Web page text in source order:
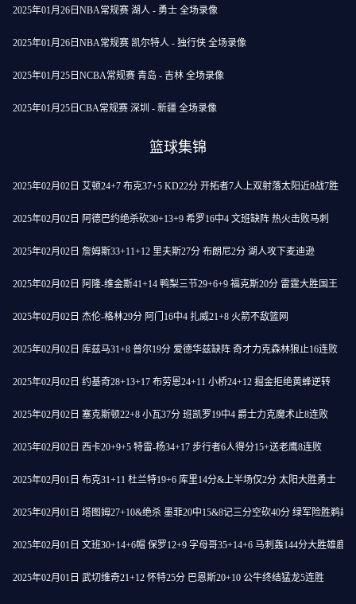
2025年01月26日NBA常规赛 湖人 - 勇士 全场录像
2025年01月26日NBA常规赛 凯尔特人 - 独行侠 全场录像
2025年01月25日NCBA常规赛 青岛 - 吉林 全场录像
2025年01月25日CBA常规赛 深圳 - 新疆 全场录像
篮球集锦
2025年02月02日 艾顿24+7 布克37+5 KD22分 开拓者7人上双射落太阳近8战7胜
2025年02月02日 阿德巴约绝杀砍30+13+9 希罗16中4 文班缺阵 热火击败马刺
2025年02月02日 詹姆斯33+11+12 里夫斯27分 布朗尼2分 湖人攻下麦迪逊
2025年02月02日 阿隆-维金斯41+14 鸭梨三节29+6+9 福克斯20分 雷霆大胜国王
2025年02月02日 杰伦-格林29分 阿门16中4 扎威21+8 火箭不敌篮网
2025年02月02日 库兹马31+8 普尔19分 爱德华兹缺阵 奇才力克森林狼止16连败
2025年02月02日 约基奇28+13+17 布劳恩24+11 小桥24+12 掘金拒绝黄蜂逆转
2025年02月02日 塞克斯顿22+8 小瓦37分 班凯罗19中4 爵士力克魔术止8连败
2025年02月02日 西卡20+9+5 特雷-杨34+17 步行者6人得分15+送老鹰8连败
2025年02月01日 布克31+11 杜兰特19+6 库里14分&上半场仅2分 太阳大胜勇士
2025年02月01日 塔图姆27+10&绝杀 墨菲20中15&8记三分空砍40分 绿军险胜鹈鹕
2025年02月01日 文班30+14+6帽 保罗12+9 字母哥35+14+6 马刺轰144分大胜雄鹿
2025年02月01日 武切维奇21+12 怀特25分 巴恩斯20+10 公牛终结猛龙5连胜